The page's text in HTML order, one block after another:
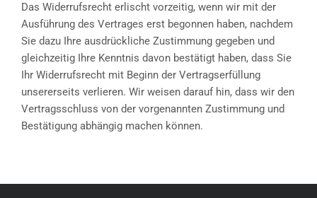
Das Widerrufsrecht erlischt vorzeitig, wenn wir mit der
Ausführung des Vertrages erst begonnen haben, nachdem
Sie dazu Ihre ausdrückliche Zustimmung gegeben und
gleichzeitig Ihre Kenntnis davon bestätigt haben, dass Sie
Ihr Widerrufsrecht mit Beginn der Vertragserfüllung
unsererseits verlieren. Wir weisen darauf hin, dass wir den
Vertragsschluss von der vorgenannten Zustimmung und
Bestätigung abhängig machen können.